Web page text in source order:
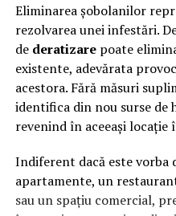
Eliminarea șobolanilor
rezolvarea unei infestări.
de deratizarepoate
existente, adevărata
acestora. Fără măsuri
identifica din nou surse de
revenind în aceeași
Indiferent dacă este vorba
apartamente, un
sau un spațiu comercial,